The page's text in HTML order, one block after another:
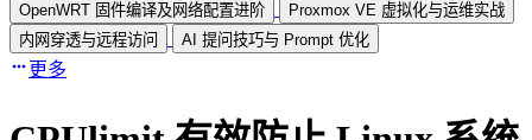
OpenWRT 固件编译及网络配置进阶
Proxmox VE 虚拟化与运维实战
内网穿透与远程访问
AI 提问技巧与 Prompt 优化
更多